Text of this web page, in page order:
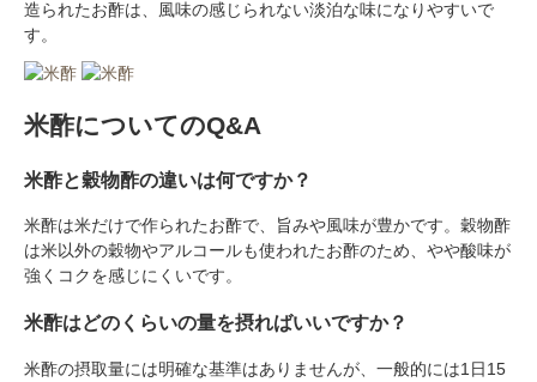
造られたお酢は、風味の感じられない淡泊な味になりやすいで
す。
米酢についてのQ&A
米酢と穀物酢の違いは何ですか？
米酢は米だけで作られたお酢で、旨みや風味が豊かです。穀物酢
は米以外の穀物やアルコールも使われたお酢のため、やや酸味が
強くコクを感じにくいです。
米酢はどのくらいの量を摂ればいいですか？
米酢の摂取量には明確な基準はありませんが、一般的には1日15